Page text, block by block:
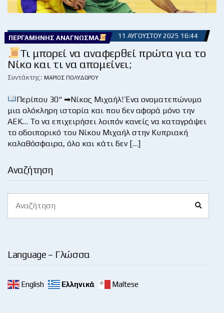
Αναζήτηση
for:
Language – Γλώσσα
English Ελληνικά Maltese
ΠΕΡΓΑΜΗΝΉΣ ΑΝΆΓΝΩΣΜΑ 11 ΑΥΓΟΎΣΤΟΥ 2025 16:44
Τι μπορεί να αναφερθεί πρώτα για το
Νίκο και τι να απομείνει;
Συντάκτης: ΜΆΡΙΟΣ ΠΟΛΥΔΏΡΟΥ
Περίπου 30“ ➡Νίκος Μιχαήλ! Ένα ονοματεπώνυμο
μια ολόκληρη ιστορία και που δεν αφορά μόνο την
ΑΕΚ… Το να επιχειρήσει λοιπόν κανείς να καταγράψει
το οδοιπορικό του Νίκου Μιχαήλ στην Κυπριακή
καλαθόσφαιρα, όλο και κάτι δεν […]